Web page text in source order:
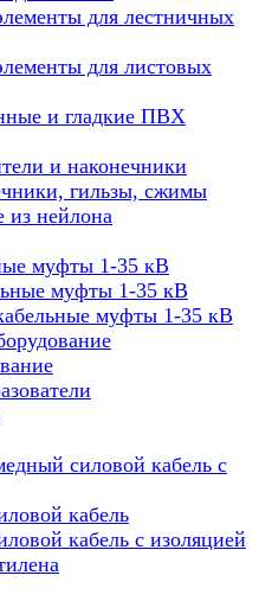
для лестничных
для листовых
и гладкие ПВХ
и наконечники
гильзы, сжимы
из нейлона
муфты 1-35 кВ
муфты 1-35 кВ
муфты 1-35 кВ
силовой кабель с
кабель
кабель с изоляцией